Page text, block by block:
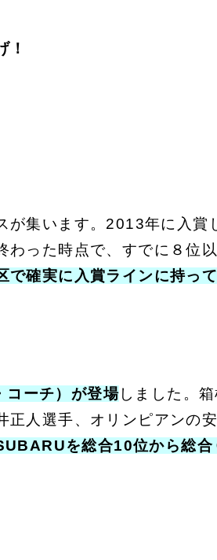
！
が集います。2013年に入賞
わった時点で、すでに８位
で確実に入賞ラインに持っ
コーチ）が登場しました。
正人選手、オリンピアンの
を総合10位から総合